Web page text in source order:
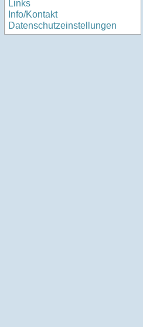
Links
Info/Kontakt
Datenschutzeinstellungen